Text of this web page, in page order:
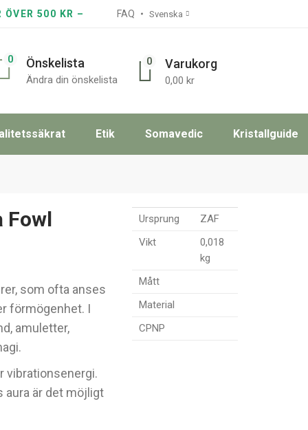
ÖVER 500 KR – FAQ Svenska
0 Önskelista
Ändra din önskelista
0 Varukorg
0,00 kr
Etik Somavedic Kristallguide
Fowl
som ofta anses
förmögenhet. I
amuletter,
vibrationsenergi.
aura är det möjligt
Ursprung
ZAF
Vikt
0,018
kg
Mått
Material
CPNP